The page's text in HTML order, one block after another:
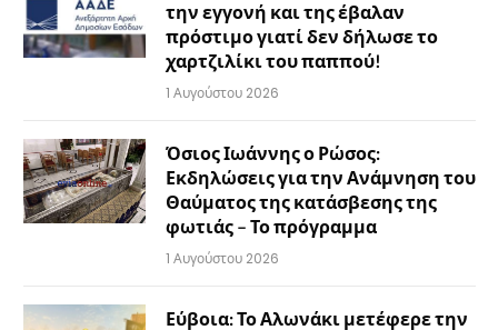
την εγγονή και της έβαλαν
πρόστιμο γιατί δεν δήλωσε το
χαρτζιλίκι του παππού!
1 Αυγούστου 2026
Όσιος Ιωάννης ο Ρώσος:
Εκδηλώσεις για την Ανάμνηση του
Θαύματος της κατάσβεσης της
φωτιάς – Το πρόγραμμα
1 Αυγούστου 2026
Εύβοια: Το Αλωνάκι μετέφερε την